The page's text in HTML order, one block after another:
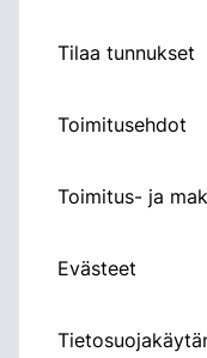
Tilaa tunnukset
Toimitusehdot
Toimitus- ja
Evästeet